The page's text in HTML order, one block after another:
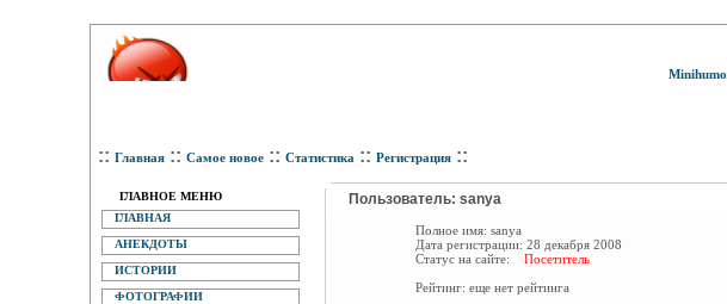
:: Главная :: Самое новое :: Статистика :: Регистрация ::
ГЛАВНОЕ МЕНЮ
ГЛАВНАЯ
АНЕКДОТЫ
ИСТОРИИ
ФОТОГРАФИИ
Пользователь: sanya
Полное имя: sanya
Дата регистрации: 28 декабря 2008
Статус на сайте: Посетитель
Рейтинг: еще нет рейтинга